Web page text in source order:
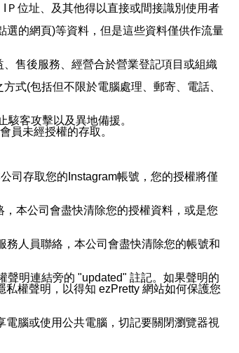
位址、及其他得以直接或間接識別使用者
選的網頁)等資料，但是這些資料僅供作流量
售後服務、經營合於營業登記項目或組織
式(包括但不限於電腦處理、郵寄、電話、
駭客攻擊以及異地備援。
員未經授權的存取。
司存取您的Instagram帳號，您的授權將僅
本公司會盡快清除您的授權資料，或是您
務人員聯絡，本公司會盡快清除您的帳號和
聲明連結旁的 "updated" 註記。如果聲明的
權聲明，以得知 ezPretty 網站如何保護您
腦或使用公共電腦，切記要關閉瀏覽器視